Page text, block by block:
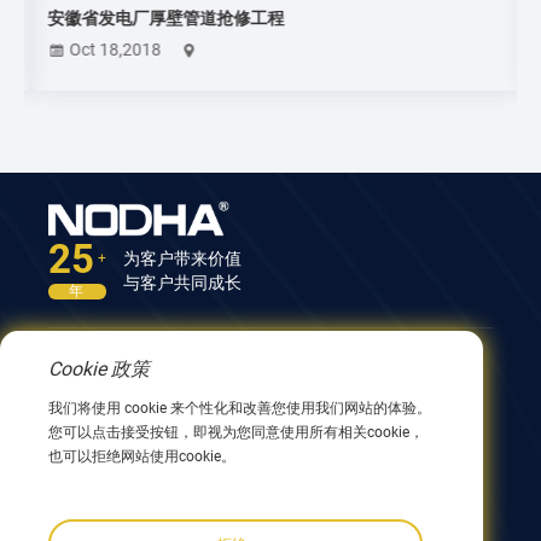
安徽省发电厂厚壁管道抢修工程
Oct 18,2018
25 +
年
为客户带来价值
与客户共同成长
联系我们
中国江苏省无锡市兴阳路9号12号楼 214082
0086 510 8580 8562
sales@nodha.com
Cookie 政策
我们将使用 cookie 来个性化和改善您使用我们网站的体验。
您可以点击接受按钮，即视为您同意使用所有相关cookie，
也可以拒绝网站使用cookie。